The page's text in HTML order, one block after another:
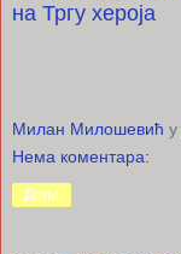
на Тргу хероја
Милан Милошевић у
Нема коментара:
Дели